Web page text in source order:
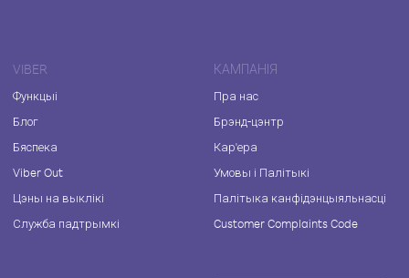
VIBER
Функцыі
Блог
Бяспека
Viber Out
Цэны на выклікі
Служба падтрымкі
КАМПАНІЯ
Пра нас
Брэнд-цэнтр
Кар'ера
Умовы і Палітыкі
Палітыка канфідэнцыяльнасці
Customer Complaints Code